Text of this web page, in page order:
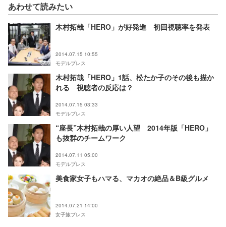
あわせて読みたい
木村拓哉「HERO」が好発進 初回視聴率を発表
2014.07.15 10:55
モデルプレス
木村拓哉「HERO」1話、松たか子のその後も描か
れる 視聴者の反応は？
2014.07.15 03:33
モデルプレス
“座長”木村拓哉の厚い人望 2014年版「HERO」
も抜群のチームワーク
2014.07.11 05:00
モデルプレス
美食家女子もハマる、マカオの絶品＆B級グルメ
2014.07.21 14:00
女子旅プレス